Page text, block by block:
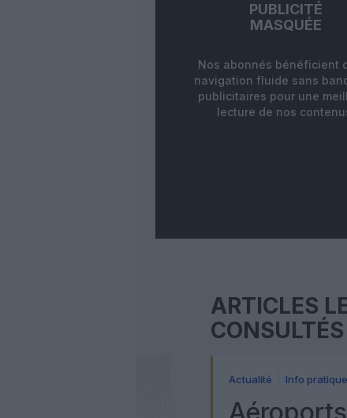
PUBLICITÉ
MASQUÉE
Nos abonnés bénéficient
navigation fluide sans
publicitaires pour une
lecture de nos
ARTICLES
Actualité Info pratique